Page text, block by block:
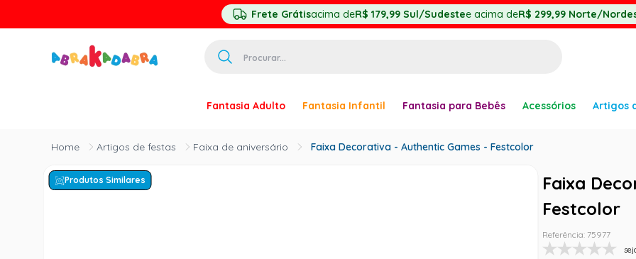
Frete Grátisacima deR$ 179,99 Sul/Sudestee acima deR$ 299,99 Norte/
Fantasia Adulto Fantasia Infantil Fantasia para Bebês Acessórios Artigos
Artigos de festas Faixa de aniversário Faixa Decorativa - Authentic Games - Festcolor
Produtos Similares
Faixa
Festcolor
Referência: 75977
princesa